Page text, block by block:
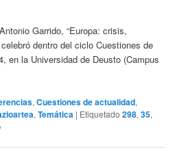
Garrido, “Europa: crisis,
dentro del ciclo Cuestiones de
en la Universidad de Deusto (Campus
,Cuestiones de actualidad,
,Temática | Etiquetado 298,35,